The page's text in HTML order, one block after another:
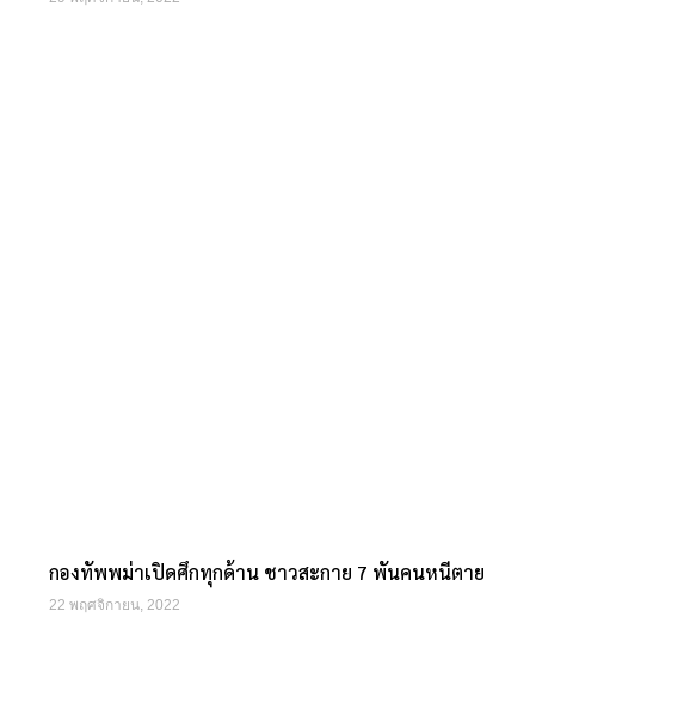
กองทัพพม่าเปิดศึกทุกด้าน ชาวสะกาย 7 พันคนหนีตาย
22 พฤศจิกายน, 2022